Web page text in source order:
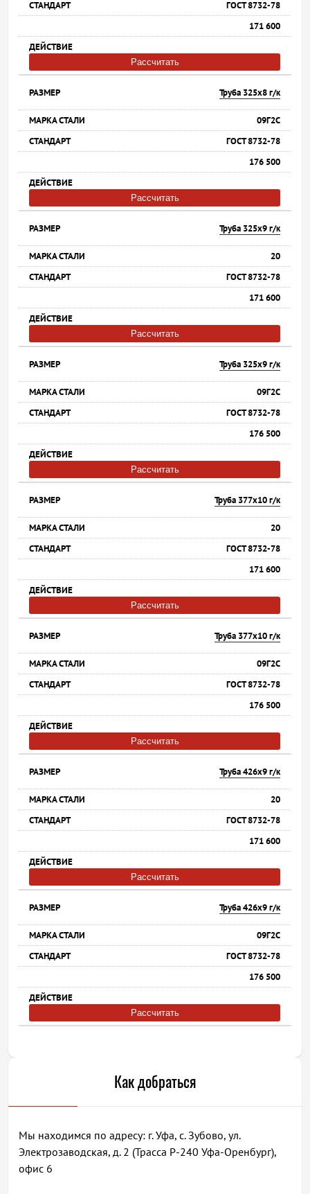
ГОСТ 8732-78
171 600
Рассчитать
Труба 325х8 г/к
09Г2С
ГОСТ 8732-78
176 500
Рассчитать
Труба 325х9 г/к
20
ГОСТ 8732-78
171 600
Рассчитать
Труба 325х9 г/к
09Г2С
ГОСТ 8732-78
176 500
Рассчитать
Труба 377х10 г/к
20
ГОСТ 8732-78
171 600
Рассчитать
Труба 377х10 г/к
09Г2С
ГОСТ 8732-78
176 500
Рассчитать
Труба 426х9 г/к
20
ГОСТ 8732-78
171 600
Рассчитать
Труба 426х9 г/к
09Г2С
ГОСТ 8732-78
176 500
Рассчитать
Как добраться
Мы находимся по адресу: г. Уфа, с. Зубово, ул.
Электрозаводская, д. 2 (Трасса Р-240 Уфа-Оренбург),
офис 6